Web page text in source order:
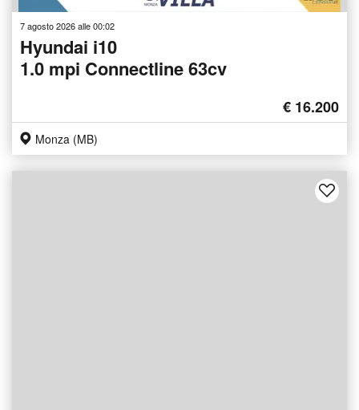
7 agosto 2026 alle 00:02
Hyundai i10
1.0 mpi Connectline 63cv
€ 16.200
Monza (MB)